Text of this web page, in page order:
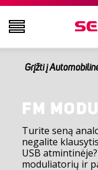
GARSO IR
VIRTUVĖ
Grįžti į
FM
Turite seną
negalite
USB
moduliatorių ir